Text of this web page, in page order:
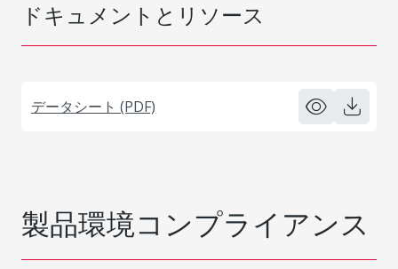
ドキュメントとリソース
データシート (PDF)
製品環境コンプライアンス